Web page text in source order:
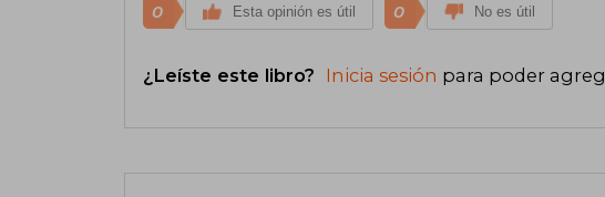
0 Esta opinión es útil 0 No es útil
¿Leíste este libro? Inicia sesión para poder